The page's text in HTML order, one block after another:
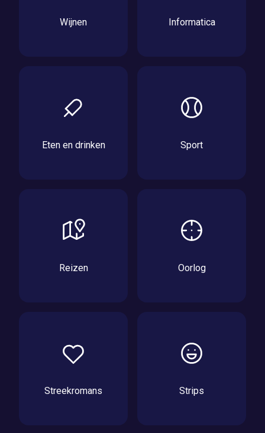
Wijnen Informatica
Eten en drinken Sport
Reizen Oorlog
Streekromans Strips